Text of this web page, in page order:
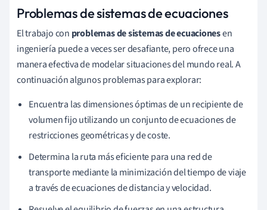
Problemas de sistemas de ecuaciones
El trabajo con problemas de sistemas de ecuacionesen
ingeniería puede a veces ser desafiante, pero ofrece una
manera efectiva de modelar situaciones del mundo real. A
continuación algunos problemas para explorar:
Encuentra las dimensiones óptimas de un recipiente de
volumen fijo utilizando un conjunto de ecuaciones de
restricciones geométricas y de coste.
Determina la ruta más eficiente para una red de
transporte mediante la minimización del tiempo de viaje
a través de ecuaciones de distancia y velocidad.